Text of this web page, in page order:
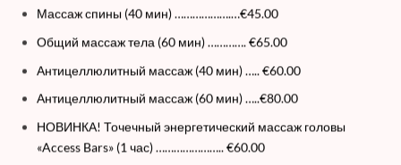
Массаж спины (40 мин) ……………….…€45.00
Общий массаж тела (60 мин) …………. €65.00
Антицеллюлитный массаж (40 мин) ….. €60.00
Антицеллюлитный массаж (60 мин) …..€80.00
НОВИНКА!Точечный энергетический массаж головы
«Access Bars» (1 час) ………………….. €60.00